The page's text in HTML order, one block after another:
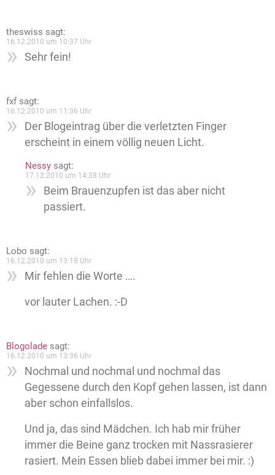
theswiss sagt:
16.12.2010 um 10:37 Uhr
Sehr fein!
fxf sagt:
16.12.2010 um 11:36 Uhr
Der Blogeintrag über die verletzten Finger
erscheint in einem völlig neuen Licht.
Nessy sagt:
17.12.2010 um 14:38 Uhr
Beim Brauenzupfen ist das aber nicht
passiert.
Lobo sagt:
16.12.2010 um 13:18 Uhr
Mir fehlen die Worte ….
vor lauter Lachen. :-D
Blogolade sagt:
16.12.2010 um 13:36 Uhr
Nochmal und nochmal und nochmal das
Gegessene durch den Kopf gehen lassen, ist dann
aber schon einfallslos.
Und ja, das sind Mädchen. Ich hab mir früher
immer die Beine ganz trocken mit Nassrasierer
rasiert. Mein Essen blieb dabei immer bei mir. :)